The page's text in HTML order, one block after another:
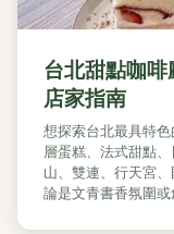
台北甜點咖
店家指南
想探索台北最具特
層蛋糕、法式甜點
山、雙連、行天宮
論是文青書香氛圍